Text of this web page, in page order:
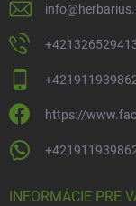
info@
https://
INFORMÁCIE PRE